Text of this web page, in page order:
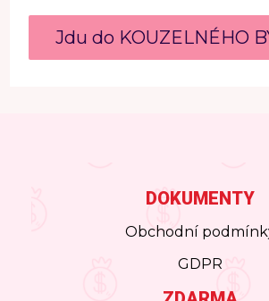
Jdu do KOUZELNÉHO
DOKUMENTY
Obchodní
GDPR